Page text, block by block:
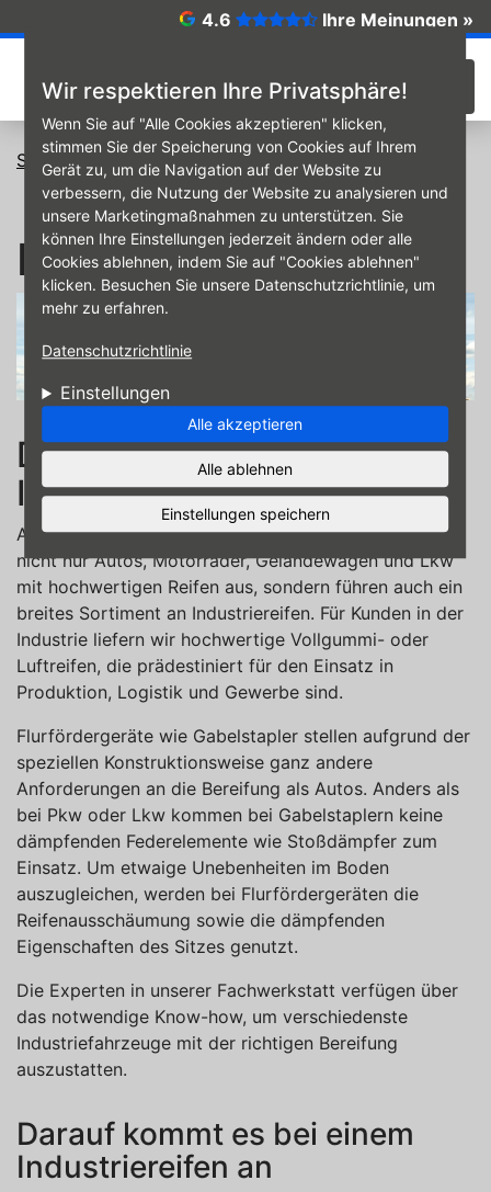
Wir respektieren Ihre Privatsphäre!
Wenn Sie auf "Alle Cookies akzeptieren" klicken,
stimmen Sie der Speicherung von Cookies auf Ihrem
Gerät zu, um die Navigation auf der Website zu
verbessern, die Nutzung der Website zu analysieren und
unsere Marketingmaßnahmen zu unterstützen. Sie
können Ihre Einstellungen jederzeit ändern oder alle
Cookies ablehnen, indem Sie auf "Cookies ablehnen"
klicken. Besuchen Sie unsere Datenschutzrichtlinie, um
mehr zu erfahren.
Datenschutzrichtlinie
Einstellungen
Alle akzeptieren
Alle ablehnen
Einstellungen speichern
4.6 Ihre Meinungen »
Startseite Reifen Industrie
Industrie
Der Spezialist rund um
Industriereifen
Als kompetenter Partner rund um Reifen statten wir
nicht nur Autos, Motorräder, Geländewagen und Lkw
mit hochwertigen Reifen aus, sondern führen auch ein
breites Sortiment an Industriereifen. Für Kunden in der
Industrie liefern wir hochwertige Vollgummi- oder
Luftreifen, die prädestiniert für den Einsatz in
Produktion, Logistik und Gewerbe sind.
Flurfördergeräte wie Gabelstapler stellen aufgrund der
speziellen Konstruktionsweise ganz andere
Anforderungen an die Bereifung als Autos. Anders als
bei Pkw oder Lkw kommen bei Gabelstaplern keine
dämpfenden Federelemente wie Stoßdämpfer zum
Einsatz. Um etwaige Unebenheiten im Boden
auszugleichen, werden bei Flurfördergeräten die
Reifenausschäumung sowie die dämpfenden
Eigenschaften des Sitzes genutzt.
Die Experten in unserer Fachwerkstatt verfügen über
das notwendige Know-how, um verschiedenste
Industriefahrzeuge mit der richtigen Bereifung
auszustatten.
Darauf kommt es bei einem
Industriereifen an